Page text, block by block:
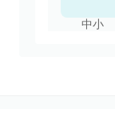
中小